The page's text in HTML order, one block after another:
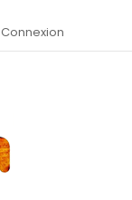
Connexion